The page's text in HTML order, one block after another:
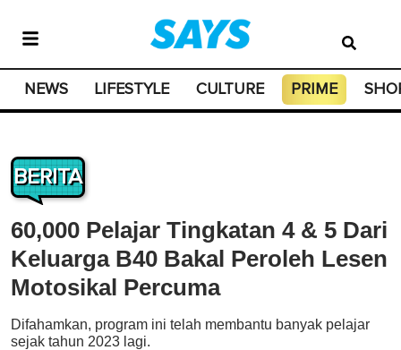
NEWS LIFESTYLE CULTURE PRIME
BERITA
60,000 Pelajar Tingkatan 4 & 5 Dari
Keluarga B40 Bakal Peroleh Lesen
Motosikal Percuma
Difahamkan, program ini telah membantu banyak pelajar
sejak tahun 2023 lagi.